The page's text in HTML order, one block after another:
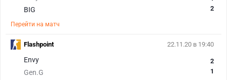
BIG
2
Перейти на матч
22.11.20 в 19:40
Envy
Gen.G
2
1
Flashpoint